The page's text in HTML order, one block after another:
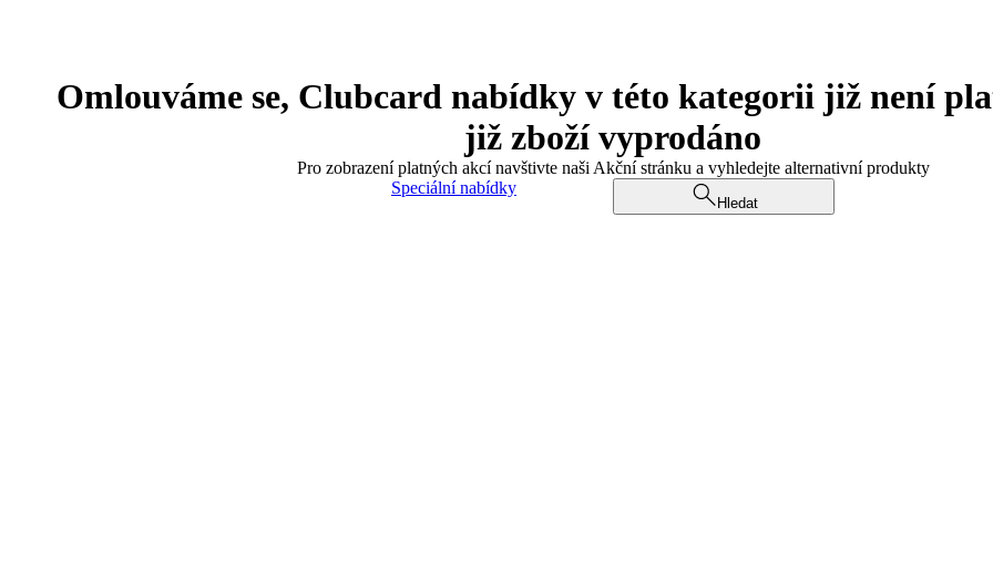
Omlouváme se, Clubcard nabídky v této kategorii již není
již zboží vyprodáno
Pro zobrazení platných akcí navštivte naši Akční stránku a vyhledejte alternativní produkty
Speciální nabídky
Hledat